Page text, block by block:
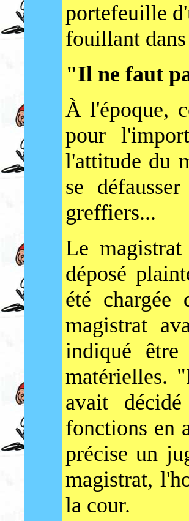
portefeuille
fouillant
"Il ne faut
À l'époque,
pour
l'attitude du
se
greffiers...
Le
déposé
été chargée
magistrat
indiqué
matérielles.
avait
fonctions en
précise un
magistrat,
la cour.